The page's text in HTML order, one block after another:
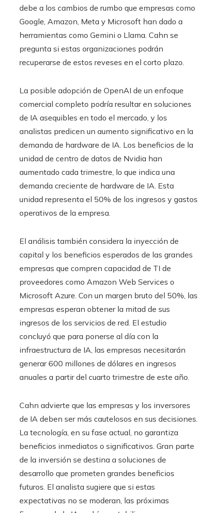
debe a los cambios de rumbo que empresas como
Google, Amazon, Meta y Microsoft han dado a
herramientas como Gemini o Llama. Cahn se
pregunta si estas organizaciones podrán
recuperarse de estos reveses en el corto plazo.
La posible adopción de OpenAI de un enfoque
comercial completo podría resultar en soluciones
de IA asequibles en todo el mercado, y los
analistas predicen un aumento significativo en la
demanda de hardware de IA. Los beneficios de la
unidad de centro de datos de Nvidia han
aumentado cada trimestre, lo que indica una
demanda creciente de hardware de IA. Esta
unidad representa el 50% de los ingresos y gastos
operativos de la empresa.
El análisis también considera la inyección de
capital y los beneficios esperados de las grandes
empresas que compren capacidad de TI de
proveedores como Amazon Web Services o
Microsoft Azure. Con un margen bruto del 50%, las
empresas esperan obtener la mitad de sus
ingresos de los servicios de red. El estudio
concluyó que para ponerse al día con la
infraestructura de IA, las empresas necesitarán
generar 600 millones de dólares en ingresos
anuales a partir del cuarto trimestre de este año.
Cahn advierte que las empresas y los inversores
de IA deben ser más cautelosos en sus decisiones.
La tecnología, en su fase actual, no garantiza
beneficios inmediatos o significativos. Gran parte
de la inversión se destina a soluciones de
desarrollo que prometen grandes beneficios
futuros. El analista sugiere que si estas
expectativas no se moderan, las próximas